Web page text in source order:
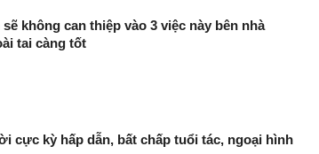
không can thiệp vào 3 việc này bên nhà
tai càng tốt
cực kỳ hấp dẫn, bất chấp tuổi tác, ngoại hình